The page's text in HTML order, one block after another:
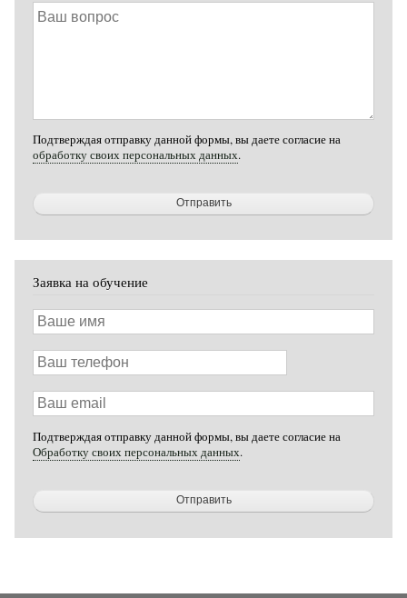
Ваш
вопрос
Подтверждая отправку данной формы, вы даете согласие на
обработку своих персональных данных.
Заявка на обучение
Ваше
имя
Ваш
телефон
Ваш
email
Подтверждая отправку данной формы, вы даете согласие на
Обработку своих персональных данных.